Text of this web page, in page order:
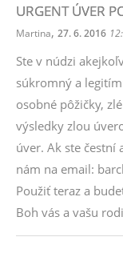
URGENT ÚVER
Martina, 27. 6. 2016
Ste v núdzi
súkromný a
osobné pôžičky,
výsledky zlou
úver. Ak ste čestní
nám na email:
Použiť teraz a
Boh vás a vašu